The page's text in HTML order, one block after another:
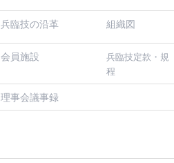
兵臨技の沿革 組織図
会員施設
兵臨技定款・規
程
理事会議事録